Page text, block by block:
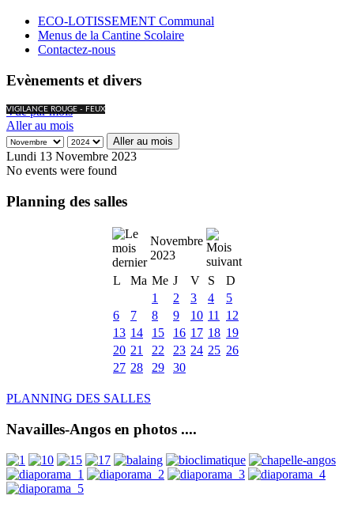
ECO-LOTISSEMENT Communal
Menus de la Cantine Scolaire
Contactez-nous
Evènements et divers
VIGILANCE ROUGE - FEUX
Vue par mois
Aller au mois
Aller au mois
Lundi 13 Novembre 2023
No events were found
Planning des salles
Novembre
2023
L
Ma Me J V S
D
1
2 3 4
5
6
7 8 9 10 11
12
13 14 15 16 17 18 19
20 21 22 23 24 25 26
27 28 29 30
PLANNING DES SALLES
Navailles-Angos en photos ....